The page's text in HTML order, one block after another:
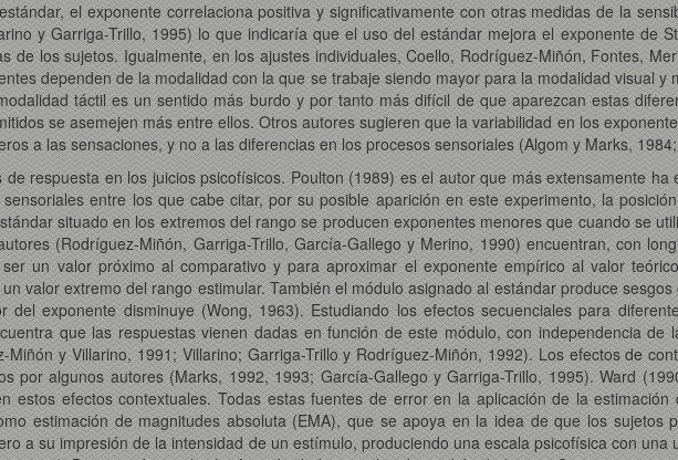
el exponente correlaciona positiva y significativamente con otras medidas de la
y Garriga-Trillo, 1995) lo que indicaría que el uso del estándar mejora el exponente de
de los sujetos. Igualmente, en los ajustes individuales, Coello, Rodríguez-Miñón, Fontes,
dependen de la modalidad con la que se trabaje siendo mayor para la modalidad visual y
táctil es un sentido más burdo y por tanto más difícil de que aparezcan estas
se asemejen más entre ellos. Otros autores sugieren que la variabilidad en los
a las sensaciones, y no a las diferencias en los procesos sensoriales (Algom y Marks,
respuesta en los juicios psicofísicos. Poulton (1989) es el autor que más extensamente ha
entre los que cabe citar, por su posible aparición en este experimento, la
situado en los extremos del rango se producen exponentes menores que cuando se
(Rodríguez-Miñón, Garriga-Trillo, García-Gallego y Merino, 1990) encuentran, con
un valor próximo al comparativo y para aproximar el exponente empírico al valor
valor extremo del rango estimular. También el módulo asignado al estándar produce
exponente disminuye (Wong, 1963). Estudiando los efectos secuenciales para
que las respuestas vienen dadas en función de este módulo, con independencia de
y Villarino, 1991; Villarino; Garriga-Trillo y Rodríguez-Miñón, 1992). Los efectos de
por algunos autores (Marks, 1992, 1993; García-Gallego y Garriga-Trillo, 1995). Ward
estos efectos contextuales. Todas estas fuentes de error en la aplicación de la
estimación de magnitudes absoluta (EMA), que se apoya en la idea de que los sujetos
a su impresión de la intensidad de un estímulo, produciendo una escala psicofísica con una